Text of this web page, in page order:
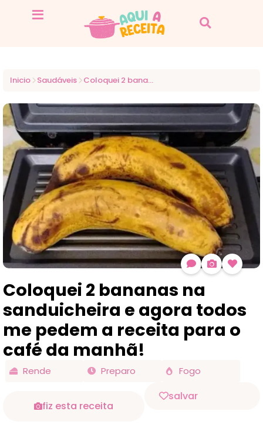
Inicio Saudáveis Coloquei 2 bananas na sanduicheira e agora todos me pedem a receita para o café da manhã!
Coloquei 2 bananas na
sanduicheira e agora todos
me pedem a receita para o
café da manhã!
Rende Preparo Fogo
fiz esta receita
salvar